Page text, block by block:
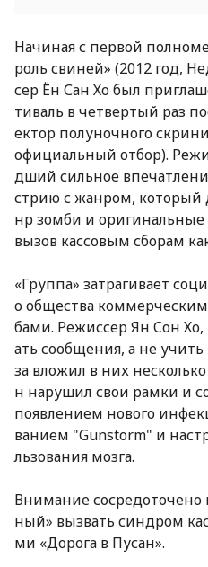
Начиная с первой
роль свиней» (2012 год,
сер Ён Сан Хо был
тиваль в четвертый раз
ектор полуночного
официальный отбор).
дший сильное
стрию с жанром, который
нр зомби и оригинальные
вызов кассовым сборам
«Группа» затрагивает
о общества
бами. Режиссер Ян Сон
ать сообщения, а не учить
за вложил в них
н нарушил свои рамки и
появлением нового
ванием "Gunstorm" и
льзования мозга.
Внимание сосредоточено
ный» вызвать синдром
ми «Дорога в Пусан».